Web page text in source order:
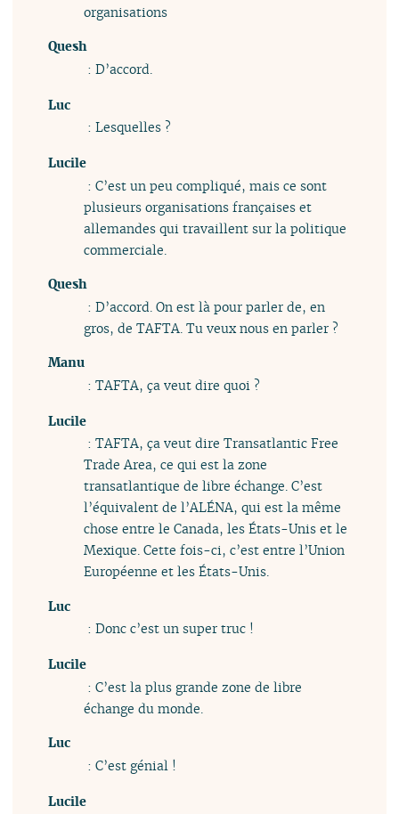
organisations
Quesh
: D’accord.
Luc
: Lesquelles ?
Lucile
: C’est un peu compliqué, mais ce sont
plusieurs organisations françaises et
allemandes qui travaillent sur la politique
commerciale.
Quesh
: D’accord. On est là pour parler de, en
gros, de TAFTA. Tu veux nous en parler ?
Manu
: TAFTA, ça veut dire quoi ?
Lucile
: TAFTA, ça veut dire Transatlantic Free
Trade Area, ce qui est la zone
transatlantique de libre échange. C’est
l’équivalent de l’ALÉNA, qui est la même
chose entre le Canada, les États-Unis et le
Mexique. Cette fois-ci, c’est entre l’Union
Européenne et les États-Unis.
Luc
: Donc c’est un super truc !
Lucile
: C’est la plus grande zone de libre
échange du monde.
Luc
: C’est génial !
Lucile